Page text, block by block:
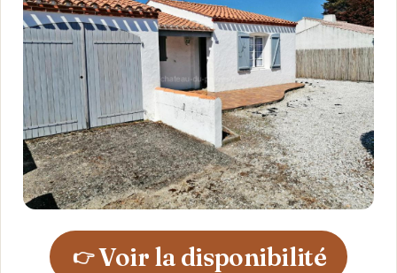
👉 Voir la disponibilité